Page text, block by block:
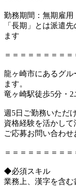
勤務期間：無期雇用
「長期」とは派遣
ます
＝＝＝＝＝＝＝＝＝
龍ヶ崎市にあるグ
ます。
竜ヶ崎駅徒歩5分・2
週5日ご勤務いただ
資格経験を活かして
ご応募お問い合わせ
＝＝＝＝＝＝＝＝＝
◆必須スキル
業務上、漢字を含